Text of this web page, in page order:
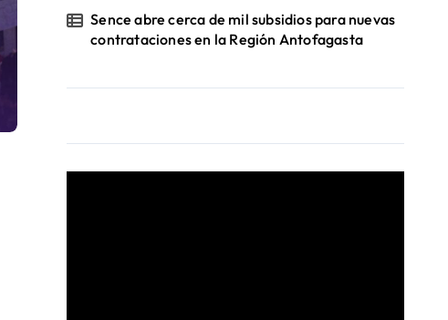
Sence abre cerca de mil subsidios para nuevas
contrataciones en la Región Antofagasta